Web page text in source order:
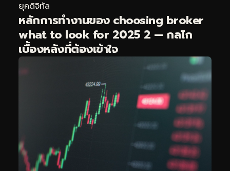
ยุคดิจิทัล
หลักการทำงานของ choosing broker
what to look for 2025 2 — กลไก
เบื้องหลังที่ต้องเข้าใจ